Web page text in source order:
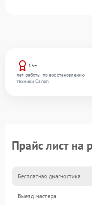
15+
лет работы по восстановлению
техники Canon
Прайс лист на
Бесплатная диагностика
Выезд мастера